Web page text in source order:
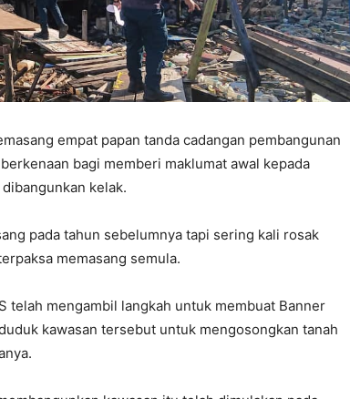
empat papan tanda cadangan pembangunan
bagi memberi maklumat awal kepada
kelak.
pada tahun sebelumnya tapi sering kali rosak
memasang semula.
telah mengambil langkah untuk membuat Banner
kawasan tersebut untuk mengosongkan tanah